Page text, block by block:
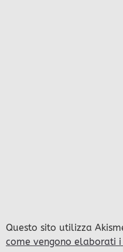
Questo sito utilizza
come vengono elaborati